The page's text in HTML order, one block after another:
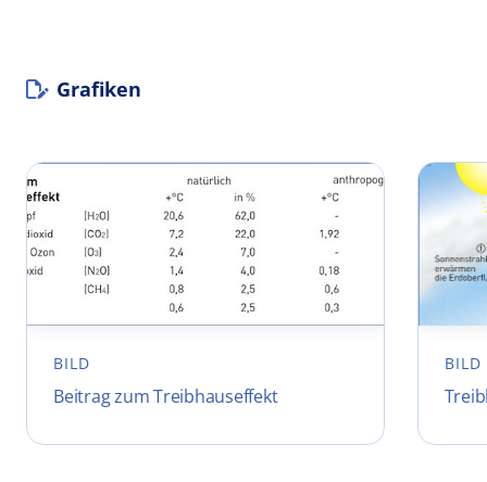
Grafiken
BILD
Beitrag zum Treibhauseffekt
BILD